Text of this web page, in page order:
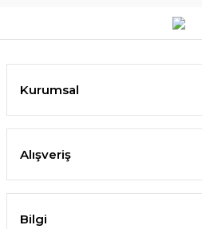
Kurumsal
Alışveriş
Bilgi